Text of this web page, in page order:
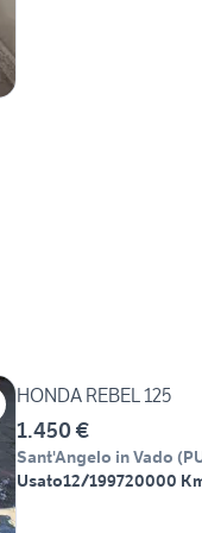
HONDA REBEL 125
1.450 €
Sant'Angelo in Vado (
Usato12/199720000